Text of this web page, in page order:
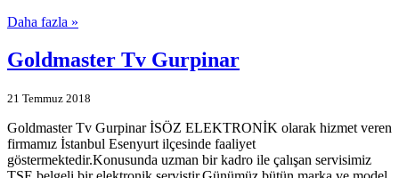
Daha fazla »
Goldmaster Tv Gurpinar
21 Temmuz 2018
Goldmaster Tv Gurpinar İSÖZ ELEKTRONİK olarak hizmet veren
firmamız İstanbul Esenyurt ilçesinde faaliyet
göstermektedir.Konusunda uzman bir kadro ile çalışan servisimiz